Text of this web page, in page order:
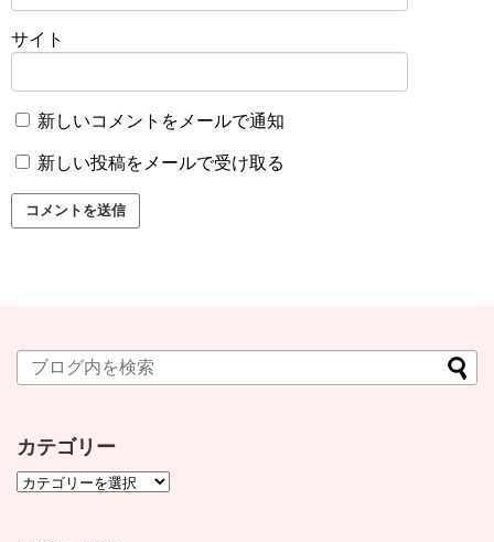
サイト
新しいコメントをメールで通知
新しい投稿をメールで受け取る
カテゴリー